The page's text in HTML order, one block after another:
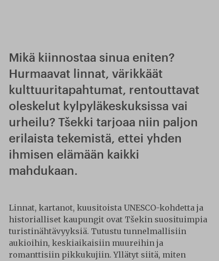
Mikä kiinnostaa sinua eniten?
Hurmaavat linnat, värikkäät
kulttuuritapahtumat, rentouttavat
oleskelut kylpyläkeskuksissa vai
urheilu? Tšekki tarjoaa niin paljon
erilaista tekemistä, ettei yhden
ihmisen elämään kaikki
mahdukaan.
Linnat, kartanot, kuusitoista UNESCO-kohdetta ja
historialliset kaupungit ovat Tšekin suosituimpia
turistinähtävyyksiä. Tutustu tunnelmallisiin
aukioihin, keskiaikaisiin muureihin ja
romanttisiin pikkukujiin. Yllätyt siitä, miten